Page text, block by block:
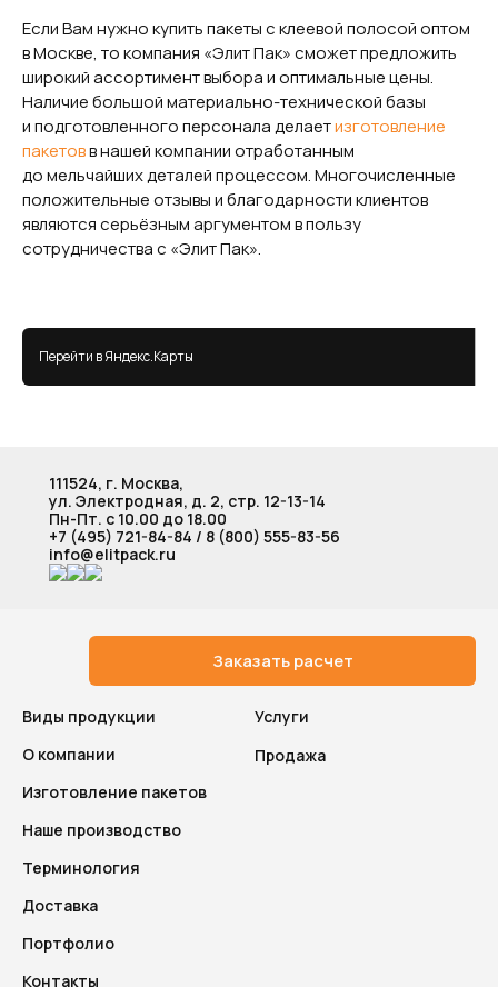
Если Вам нужно купить пакеты с клеевой полосой оптом
в Москве, то компания «Элит Пак» сможет предложить
широкий ассортимент выбора и оптимальные цены.
Наличие большой материально-технической базы
и подготовленного персонала делаетизготовление
пакетовв нашей компании отработанным
до мельчайших деталей процессом. Многочисленные
положительные отзывы и благодарности клиентов
являются серьёзным аргументом в пользу
сотрудничества с «Элит Пак».
Перейти в Яндекс.Карты
111524, г. Москва,
ул. Электродная, д. 2, стр. 12-13-14
Пн-Пт. с 10.00 до 18.00
+7 (495) 721-84-84 / 8 (800) 555-83-56
info@elitpack.ru
Заказать расчет
О компании
Изготовление пакетов
Наше производство
Терминология
Доставка
Портфолио
Контакты
Услуги
Виды продукции
Продажа